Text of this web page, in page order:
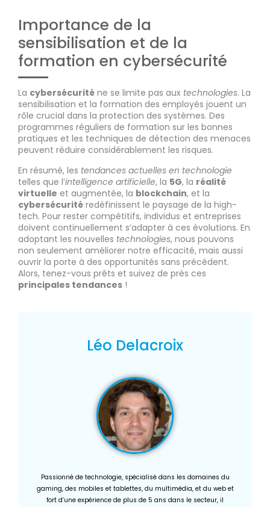
Importance de la
sensibilisation et de la
formation en cybersécurité
La cybersécurité ne se limite pas aux technologies. La
sensibilisation et la formation des employés jouent un
rôle crucial dans la protection des systèmes. Des
programmes réguliers de formation sur les bonnes
pratiques et les techniques de détection des menaces
peuvent réduire considérablement les risques.
En résumé, les tendances actuelles en technologie
telles que l’intelligence artificielle, la 5G, la réalité
virtuelle et augmentée, la blockchain, et la
cybersécurité redéfinissent le paysage de la high-
tech. Pour rester compétitifs, individus et entreprises
doivent continuellement s’adapter à ces évolutions. En
adoptant les nouvelles technologies, nous pouvons
non seulement améliorer notre efficacité, mais aussi
ouvrir la porte à des opportunités sans précédent.
Alors, tenez-vous prêts et suivez de près ces
principales tendances !
Léo Delacroix
Passionné de technologie, spécialisé dans les domaines du
gaming, des mobiles et tablettes, du multimédia, et du web et
fort d’une expérience de plus de 5 ans dans le secteur, il